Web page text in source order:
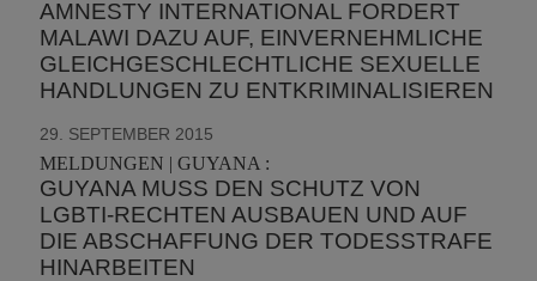
AMNESTY INTERNATIONAL FORDERT
MALAWI DAZU AUF, EINVERNEHMLICHE
GLEICHGESCHLECHTLICHE SEXUELLE
HANDLUNGEN ZU ENTKRIMINALISIEREN
29. SEPTEMBER 2015
MELDUNGEN | GUYANA :
GUYANA MUSS DEN SCHUTZ VON
LGBTI-RECHTEN AUSBAUEN UND AUF
DIE ABSCHAFFUNG DER TODESSTRAFE
HINARBEITEN